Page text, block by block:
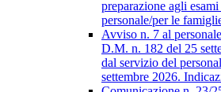
preparazione agli
personale/per le
Avviso n. 7 al
D.M. n. 182 del 25
dal servizio del
settembre 2026.